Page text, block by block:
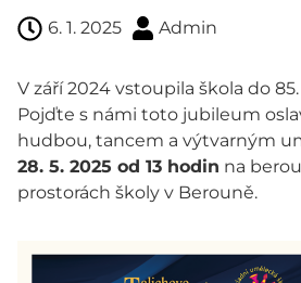
6. 1. 2025 Admin
V září 2024 vstoupila škola do
Pojďte s námi toto jubileum
hudbou, tancem a výtvarným
28. 5. 2025 od 13 hodin na
prostorách školy v Berouně.